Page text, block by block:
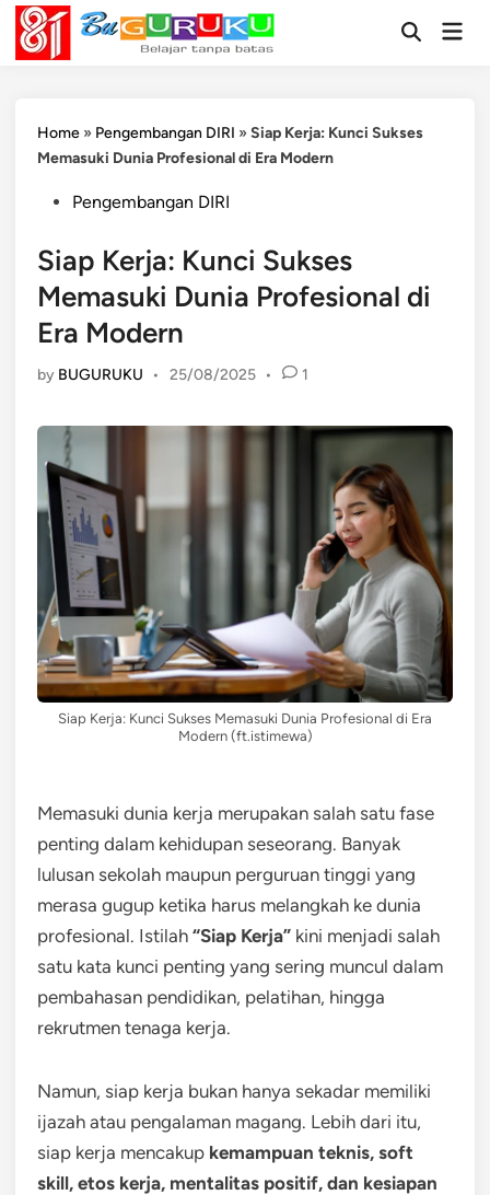
Skip
content
OpenMain
Home » Pengembangan DIRI »Siap Kerja: Kunci Sukses
Memasuki Dunia Profesional di Era Modern
PostedPengembangan DIRI
Siap Kerja: Kunci Sukses
Memasuki Dunia Profesional di
Era Modern
by BUGURUKU • 25/08/2025 • 1
Siap Kerja: Kunci Sukses Memasuki Dunia Profesional di Era
Modern (ft.istimewa)
Memasuki dunia kerja merupakan salah satu fase
penting dalam kehidupan seseorang. Banyak
lulusan sekolah maupun perguruan tinggi yang
merasa gugup ketika harus melangkah ke dunia
profesional. Istilah “Siap Kerja” kini menjadi salah
satu kata kunci penting yang sering muncul dalam
pembahasan pendidikan, pelatihan, hingga
rekrutmen tenaga kerja.
Namun, siap kerja bukan hanya sekadar memiliki
ijazah atau pengalaman magang. Lebih dari itu,
siap kerja mencakup kemampuan teknis, soft
skill, etos kerja, mentalitas positif, dan kesiapan